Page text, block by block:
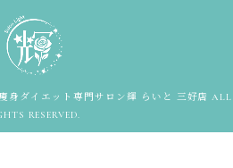
身ダイエット専門サロン輝 らいと 三好店 ALL
RESERVED.